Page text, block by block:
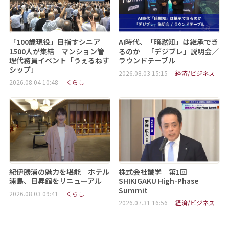
「100歳現役」目指すシニア
1500人が集結 マンション管
理代務員イベント「うぇるねす
シップ」
2026.08.04 10:48 くらし
AI時代、「暗黙知」は継承でき
るのか 「デジブレ」説明会／
ラウンドテーブル
2026.08.03 15:15 経済/ビジネス
紀伊勝浦の魅力を堪能 ホテル
浦島、日昇館をリニューアル
2026.08.03 09:41 くらし
株式会社識学 第1回
SHIKIGAKU High-Phase
Summit
2026.07.31 16:56 経済/ビジネス